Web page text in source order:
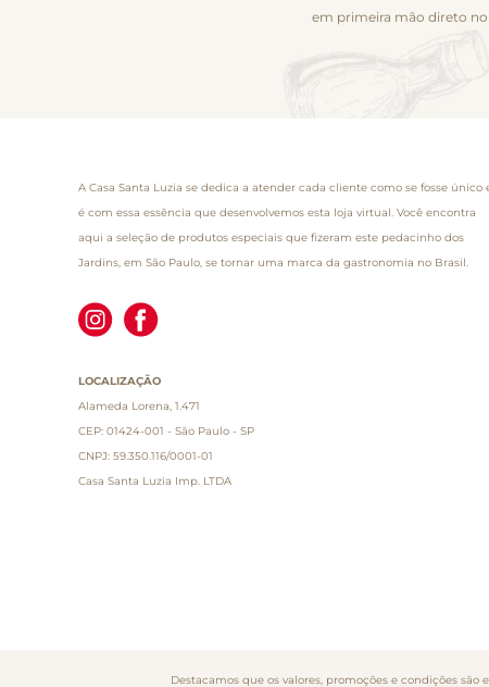
em primeira mão direto no
A Casa Santa Luzia se dedica a atender cada cliente como se fosse único
é com essa essência que desenvolvemos esta loja virtual. Você encontra
aqui a seleção de produtos especiais que fizeram este pedacinho dos
Jardins, em São Paulo, se tornar uma marca da gastronomia no Brasil.
LOCALIZAÇÃO
Alameda Lorena, 1.471
CEP: 01424-001 - São Paulo - SP
CNPJ: 59.350.116/0001-01
Casa Santa Luzia Imp. LTDA
Destacamos que os valores, promoções e condições